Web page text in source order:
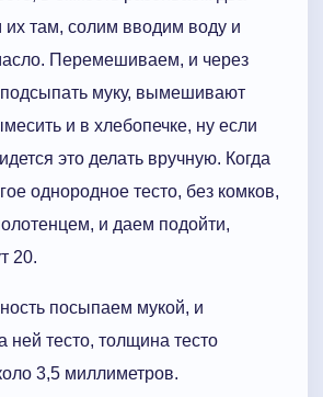
их там, солим вводим воду и
Перемешиваем, и через
муку, вымешивают
и в хлебопечке, ну если
это делать вручную. Когда
однородное тесто, без комков,
и даем подойти,
20.
посыпаем мукой, и
ней тесто, толщина тесто
3,5 миллиметров.